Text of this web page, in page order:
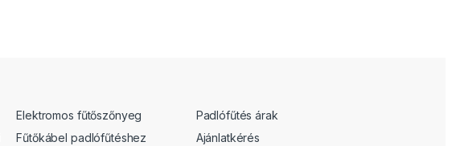
Elektromos fűtőszőnyeg
Fűtőkábel padlófűtéshez
Padlófűtés árak
Ajánlatkérés